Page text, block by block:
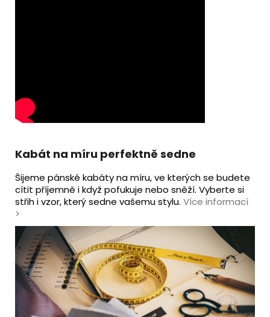
Kabát na míru perfektně sedne
Šijeme pánské kabáty na míru, ve kterých se budete
cítit příjemně i když pofukuje nebo sněží. Vyberte si
střih i vzor, který sedne vašemu stylu. Více informací
>